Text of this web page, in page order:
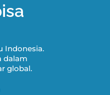
Indonesia.
dalam
global.